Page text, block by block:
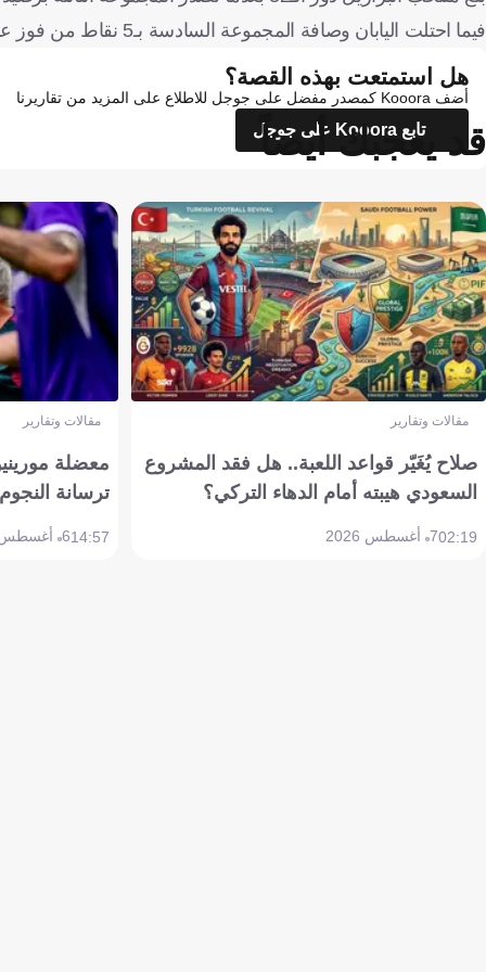
فيما احتلت اليابان وصافة المجموعة السادسة بـ5 نقاط من فوز على تونس وتعادلين مع هولندا والسويد.
هل استمتعت بهذه القصة؟
أضف Kooora كمصدر مفضل على جوجل للاطلاع على المزيد من تقاريرنا
تابع Kooora على جوجل
قد يعجبك أيضاً
مقالات وتقارير
صلاح يُغَيّر قواعد اللعبة.. هل فقد المشروع
السعودي هيبته أمام الدهاء التركي؟
02:197 أغسطس 2026
مقالات وتقارير
معضلة
ترسانة
14:576 أغسطس 2026